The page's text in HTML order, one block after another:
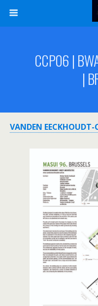
CCP06 |
|
VANDEN EECKHOUDT-